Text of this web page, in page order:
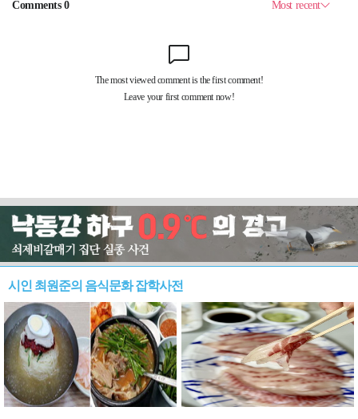
시인 최원준의 음식문화 잡학사전